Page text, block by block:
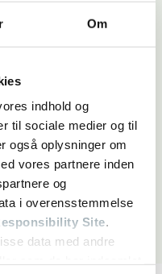
Om
indhold og
til sociale medier og til
også oplysninger om
vores partnere inden
og
i overensstemmelse
Site.
data med andre